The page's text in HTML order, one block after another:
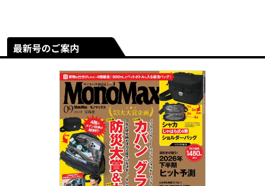
最新号のご案内